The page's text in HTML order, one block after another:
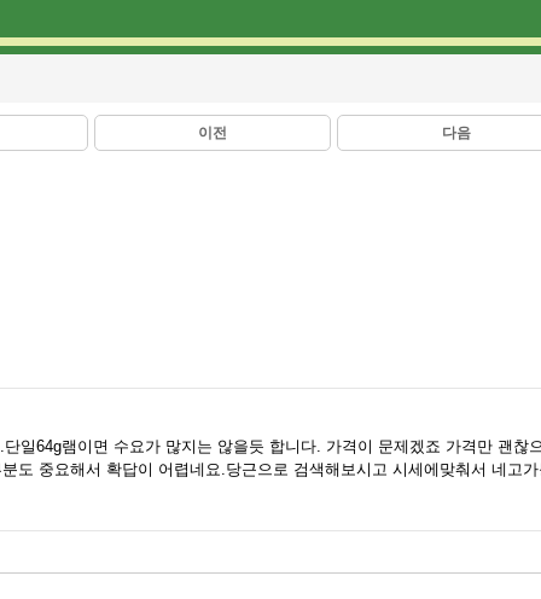
이전 다음
일64g램이면 수요가 많지는 않을듯 합니다. 가격이 문제겠죠 가격만 괜찮
도 중요해서 확답이 어렵네요.당근으로 검색해보시고 시세에맞춰서 네고